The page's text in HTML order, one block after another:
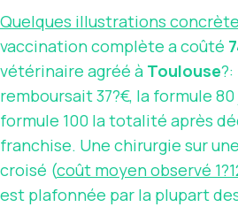
Quelques illustrations
vaccination complète a coûté
vétérinaire agréé à Toulouse
remboursait 37?€, la formule 80
formule 100 la totalité après
franchise. Une chirurgie sur
croisé (coût moyen observé
est plafonnée par la plupart